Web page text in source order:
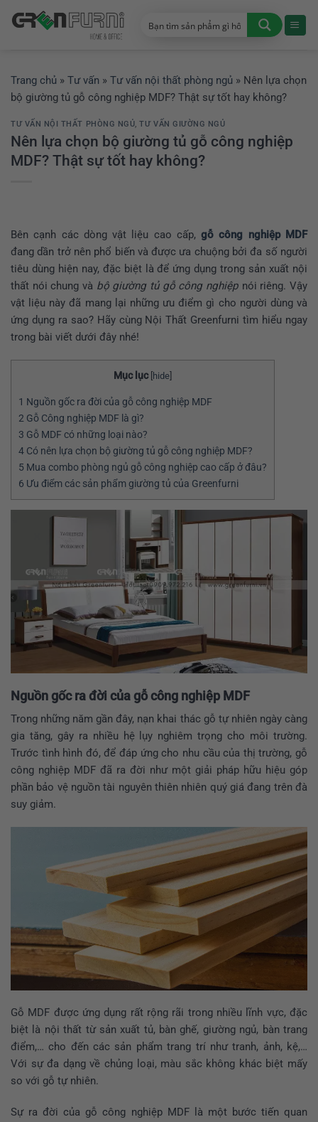
đến
Trang chủ » Tư vấn » Tư vấn nội thất phòng ngủ » Nên lựa chọn
bộ giường tủ gỗ công nghiệp MDF? Thật sự tốt hay không?
TƯ VẤN NỘI THẤT PHÒNG NGỦ,TƯ VẤN GIƯỜNG NGỦ
Nên lựa chọn bộ giường tủ gỗ công nghiệp
MDF? Thật sự tốt hay không?
Bên cạnh các dòng vật liệu cao cấp,gỗ công nghiệp MDF
đang dần trở nên phổ biến và được ưa chuộng bởi đa số người
tiêu dùng hiện nay, đặc biệt là để ứng dụng trong sản xuất nội
thất nói chung và bộ giường tủ gỗ công nghiệp nói riêng. Vậy
vật liệu này đã mang lại những ưu điểm gì cho người dùng và
ứng dụng ra sao? Hãy cùng Nội Thất Greenfurni tìm hiểu ngay
trong bài viết dưới đây nhé!
Mục lục hide
1 Nguồn gốc ra đời của gỗ công nghiệp MDF
2 Gỗ Công nghiệp MDF là gì?
3 Gỗ MDF có những loại nào?
4 Có nên lựa chọn bộ giường tủ gỗ công nghiệp MDF?
5 Mua combo phòng ngủ gỗ công nghiệp cao cấp ở đâu?
6 Ưu điểm các sản phẩm giường tủ của Greenfurni
Nguồn gốc ra đời của gỗ công nghiệp MDF
Trong những năm gần đây, nạn khai thác gỗ tự nhiên ngày càng
gia tăng, gây ra nhiều hệ lụy nghiêm trọng cho môi trường.
Trước tình hình đó, để đáp ứng cho nhu cầu của thị trường, gỗ
công nghiệp MDF đã ra đời như một giải pháp hữu hiệu góp
phần bảo vệ nguồn tài nguyên thiên nhiên quý giá đang trên đà
suy giảm.
Gỗ MDF được ứng dụng rất rộng rãi trong nhiều lĩnh vực, đặc
biệt là nội thất từ sản xuất tủ, bàn ghế, giường ngủ, bàn trang
điểm,… cho đến các sản phẩm trang trí như tranh, ảnh, kệ,…
Với sự đa dạng về chủng loại, màu sắc không khác biệt mấy
so với gỗ tự nhiên.
Sự ra đời của gỗ công nghiệp MDF là một bước tiến quan